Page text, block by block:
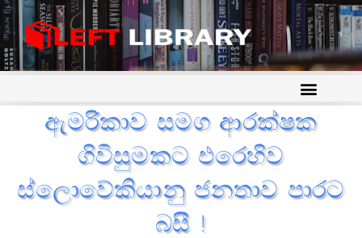
ඇමරිකාව සමග ආරක්ෂක
ගිවිසුමකට එරෙහිව
ස්ලොවේකියානු ජනතාව පාරට
බසී !